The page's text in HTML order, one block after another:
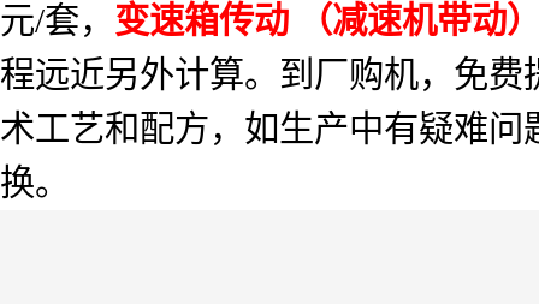
元/套， 变速箱传动
（减速机带动
程远近另外计算。到厂购机，免
术工艺和配方，如生产中有疑难
换。